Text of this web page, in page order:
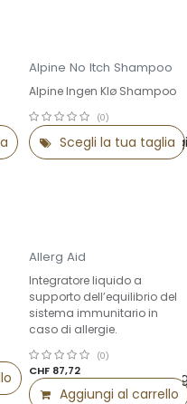
Confronta
Alpine No Itch Shampoo
Alpine Ingen Klø Shampoo
(0)
Scegli la tua taglia
Confronta
Summer Sale -25%
Allerg Aid
Integratore liquido a
supporto dell’equilibrio del
sistema immunitario in
caso di allergie.
(0)
CHF 87,72
Aggiungi al carrello